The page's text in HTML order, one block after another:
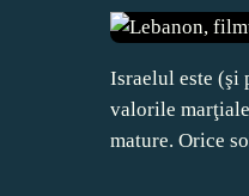
Israelul este (şi
valorile
mature. Orice